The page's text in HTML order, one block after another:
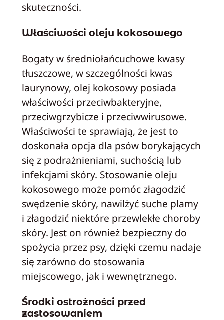
skuteczności.
Właściwości oleju kokosowego
Bogaty w średniołańcuchowe kwasy
tłuszczowe, w szczególności kwas
laurynowy, olej kokosowy posiada
właściwości przeciwbakteryjne,
przeciwgrzybicze i przeciwwirusowe.
Właściwości te sprawiają, że jest to
doskonała opcja dla psów borykających
się z podrażnieniami, suchością lub
infekcjami skóry. Stosowanie oleju
kokosowego może pomóc złagodzić
swędzenie skóry, nawilżyć suche plamy
i złagodzić niektóre przewlekłe choroby
skóry. Jest on również bezpieczny do
spożycia przez psy, dzięki czemu nadaje
się zarówno do stosowania
miejscowego, jak i wewnętrznego.
Środki ostrożności przed
zastosowaniem